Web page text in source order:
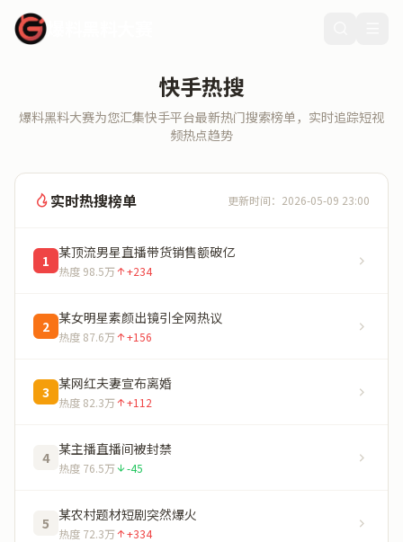
快手热搜
爆料黑料大赛为您汇集快手平台最新热门搜索榜单，实时追踪短视
频热点趋势
实时热搜榜单 更新时间：2026-05-09 23:00
1 某顶流男星直播带货销售额破亿
热度 98.5万 +234
2 某女明星素颜出镜引全网热议
热度 87.6万 +156
3 某网红夫妻宣布离婚
热度 82.3万 +112
4 某主播直播间被封禁
热度 76.5万 -45
5 某农村题材短剧突然爆火
热度 72.3万 +334